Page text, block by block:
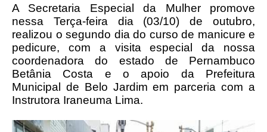
A Secretaria Especial da Mulher promove
nessa Terça-feira dia (03/10) de outubro,
realizou o segundo dia do curso de manicure e
pedicure, com a visita especial da nossa
coordenadora do estado de Pernambuco
Betânia Costa e o apoio da Prefeitura
Municipal de Belo Jardim em parceria com a
Instrutora Iraneuma Lima.